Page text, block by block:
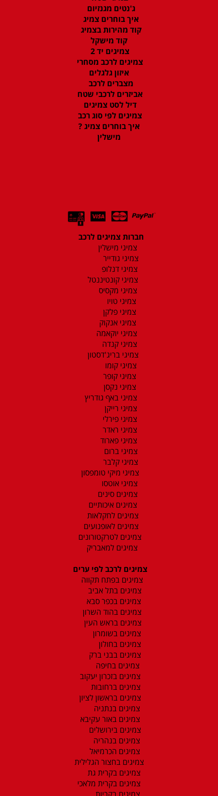
ג'נטים מגנזיום
איך בוחרים צמיג
קוד מהירות בצמיג
קוד מישקל
צמיגים יד 2
צמיגים לרכב מסחרי
איזון גלגלים
מצברים לרכב
אביזרים לרכבי שטח
דיל לסט צמיגים
צמיגים לפי סוג רכב
איך בוחרים צמיג ?
מישלין
חברות צמיגים לרכב
צמיגי מישלין
צמיגי גודייר
צמיגי דנלופ
צמיגי קונטיננטל
צמיגי מקסיס
צמיגי טויו
צמיגי פלקן
צמיגי אנקוק
צמיגי יוקאמה
צמיגי קנדה
צמיגי בריג'דסטון
צמיגי קומו
צמיגי קופר
צמיגי נקסן
צמיגי באף גודריץ
צמיגי רייקן
צמיגי פירלי
צמיגי ראדר
צמיגי פארוד
צמיגי ברום
צמיגי קלבר
צמיגי מיקי טומפסון
צמיגי אוטסו
צמיגים סינים
צמיגים איכותיים
צמיגים לחקלאות
צמיגים לאופנועים
צמיגים לטרקטורונים
צמיגים למאבריק
צמיגים לרכב לפי ערים
צמיגים בפתח תקווה
צמיגים בתל אביב
צמיגים בכפר סבא
צמיגים בהוד השרון
צמיגים בראש העין
צמיגים בשומרון
צמיגים בחולון
צמיגים בבני ברק
צמיגים בחיפה
צמיגים בזכרון יעקוב
צמיגים ברחובות
צמיגים בראשון לציון
צמיגים בנתניה
צמיגים באור עקיבא
צמיגים בירושלים
צמיגים בנהריה
צמיגים הכרמיאל
צמיגים בחצור הגלילית
צמיגים בקרית גת
צמיגים בקרית מלאכי